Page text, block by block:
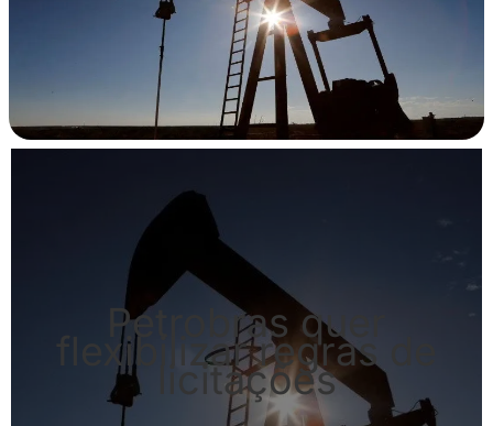
Petrobras quer
flexibilizar regras de
licitações